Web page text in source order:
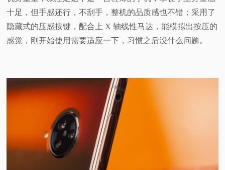
十足，但手感还行，不刮手，整机的品质感也不错；采用了
隐藏式的压感按键，配合上 X 轴线性马达，能模拟出按压的
感觉，刚开始使用需要适应一下，习惯之后没什么问题。